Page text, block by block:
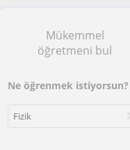
Mükemmel
öğretmeni bul
Ne öğrenmek istiyorsun?